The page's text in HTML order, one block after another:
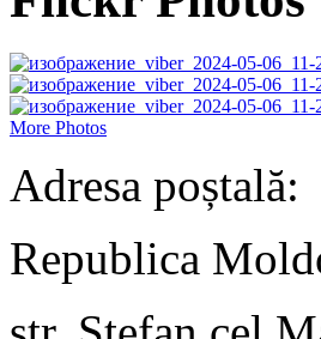
More Photos
Adresa poștală:
Republica